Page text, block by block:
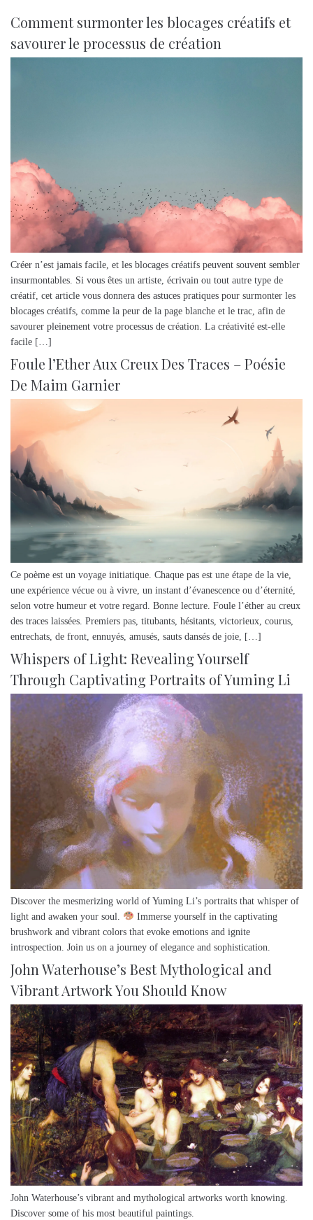
Comment surmonter les blocages créatifs et
savourer le processus de création
Créer n’est jamais facile, et les blocages créatifs peuvent souvent sembler
insurmontables. Si vous êtes un artiste, écrivain ou tout autre type de
créatif, cet article vous donnera des astuces pratiques pour surmonter les
blocages créatifs, comme la peur de la page blanche et le trac, afin de
savourer pleinement votre processus de création. La créativité est-elle
facile […]
Foule l’Ether Aux Creux Des Traces – Poésie
De Maim Garnier
Ce poème est un voyage initiatique. Chaque pas est une étape de la vie,
une expérience vécue ou à vivre, un instant d’évanescence ou d’éternité,
selon votre humeur et votre regard. Bonne lecture. Foule l’éther au creux
des traces laissées. Premiers pas, titubants, hésitants, victorieux, courus,
entrechats, de front, ennuyés, amusés, sauts dansés de joie, […]
Whispers of Light: Revealing Yourself
Through Captivating Portraits of Yuming Li
Discover the mesmerizing world of Yuming Li’s portraits that whisper of
light and awaken your soul.
Immerse yourself in the captivating
brushwork and vibrant colors that evoke emotions and ignite
introspection. Join us on a journey of elegance and sophistication.
John Waterhouse’s Best Mythological and
Vibrant Artwork You Should Know
John Waterhouse’s vibrant and mythological artworks worth knowing.
Discover some of his most beautiful paintings.